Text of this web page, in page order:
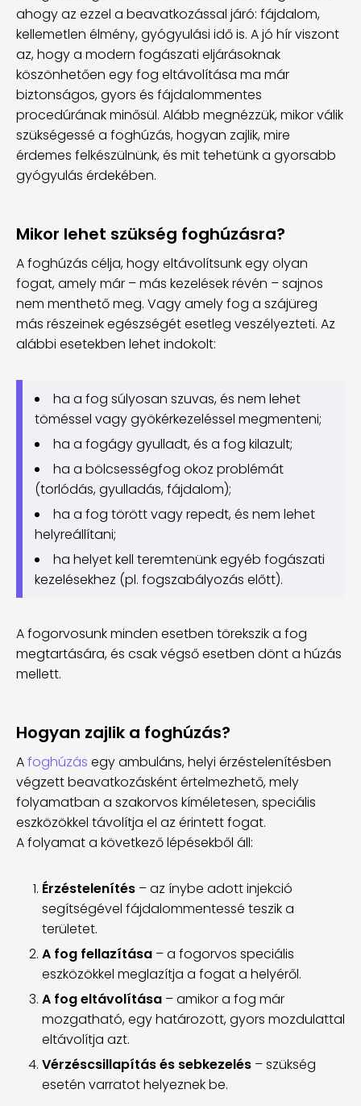
ahogy az ezzel a beavatkozással járó: fájdalom,
kellemetlen élmény, gyógyulási idő is. A jó hír viszont
az, hogy a modern fogászati eljárásoknak
köszönhetően egy fog eltávolítása ma már
biztonságos, gyors és fájdalommentes
procedúrának minősül. Alább megnézzük, mikor válik
szükségessé a foghúzás, hogyan zajlik, mire
érdemes felkészülnünk, és mit tehetünk a gyorsabb
gyógyulás érdekében.
Mikor lehet szükség foghúzásra?
A foghúzás célja, hogy eltávolítsunk egy olyan
fogat, amely már – más kezelések révén – sajnos
nem menthető meg. Vagy amely fog a szájüreg
más részeinek egészségét esetleg veszélyezteti. Az
alábbi esetekben lehet indokolt:
ha a fog súlyosan szuvas, és nem lehet
töméssel vagy gyökérkezeléssel megmenteni;
ha a fogágy gyulladt, és a fog kilazult;
ha a bölcsességfog okoz problémát
(torlódás, gyulladás, fájdalom);
ha a fog törött vagy repedt, és nem lehet
helyreállítani;
ha helyet kell teremtenünk egyéb fogászati
kezelésekhez (pl. fogszabályozás előtt).
A fogorvosunk minden esetben törekszik a fog
megtartására, és csak végső esetben dönt a húzás
mellett.
Hogyan zajlik a foghúzás?
Afoghúzás egy ambuláns, helyi érzéstelenítésben
végzett beavatkozásként értelmezhető, mely
folyamatban a szakorvos kíméletesen, speciális
eszközökkel távolítja el az érintett fogat.
A folyamat a következő lépésekből áll:
Érzéstelenítés – az ínybe adott injekció
segítségével fájdalommentessé teszik a
területet.
A fog fellazítása – a fogorvos speciális
eszközökkel meglazítja a fogat a helyéről.
A fog eltávolítása – amikor a fog már
mozgatható, egy határozott, gyors mozdulattal
eltávolítja azt.
Vérzéscsillapítás és sebkezelés – szükség
esetén varratot helyeznek be.